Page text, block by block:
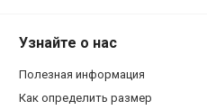
Узнайте о нас
Полезная информация
Как определить размер